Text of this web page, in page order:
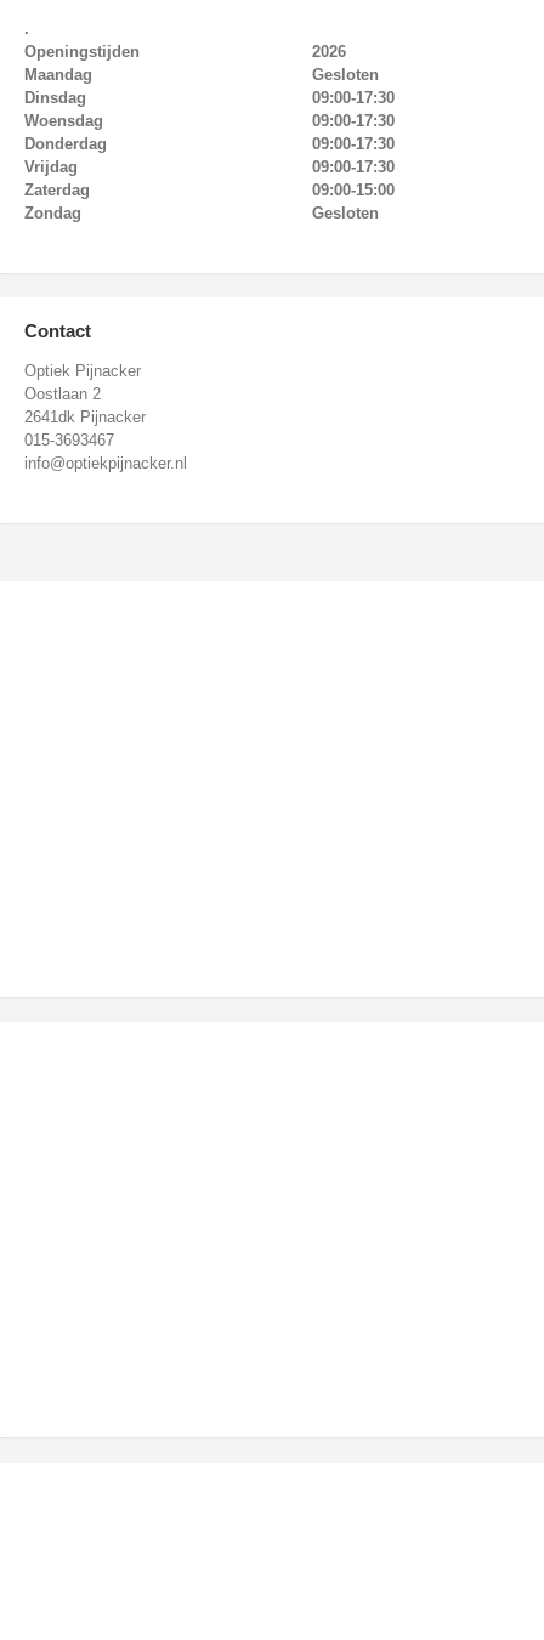
.
Openingstijden
2026
Maandag
Gesloten
Dinsdag
09:00-17:30
Woensdag
09:00-17:30
Donderdag
09:00-17:30
Vrijdag
09:00-17:30
Zaterdag
09:00-15:00
Zondag
Gesloten
Contact
Optiek Pijnacker
Oostlaan 2
2641dk Pijnacker
015-3693467
info@optiekpijnacker.nl